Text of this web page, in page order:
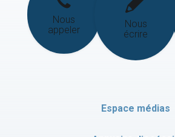
Nous
appeler
Nous
écrire
Espace médias